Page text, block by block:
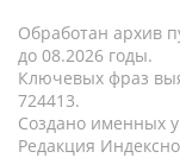
Обработан архив
до 08.2026 годы.
Ключевых фраз
724413.
Создано именных
Редакция